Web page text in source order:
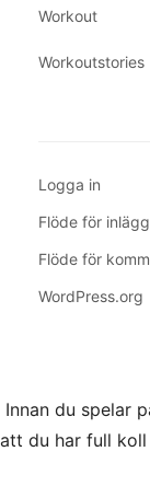
Workout
Workoutstories
Logga in
Flöde för inlägg
Flöde för
WordPress.org
Innan du spelar
att du har full